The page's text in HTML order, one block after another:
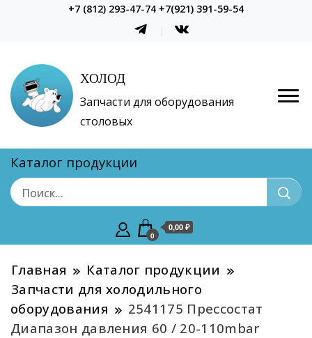
+7 (812) 293-47-74 +7(921) 391-59-54
ХОЛОД
Запчасти для оборудования
столовых
Каталог продукции
0
0,00 ₽
Главная
Каталог продукции
Запчасти для холодильного
оборудования
2541175 Прессостат
Диапазон давления 60 / 20-110mbar